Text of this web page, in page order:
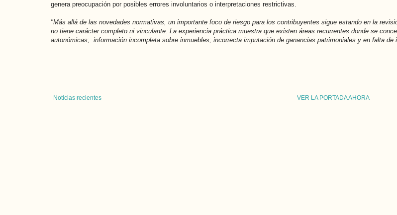
genera preocupación por posibles errores involuntarios o interpretaciones restrictivas.
"Más allá de las novedades normativas, un importante foco de riesgo para los contribuyentes sigue estando en la
no tiene carácter completo ni vinculante. La experiencia práctica muestra que existen áreas recurrentes donde se
autonómicas; información incompleta sobre inmuebles; incorrecta imputación de ganancias patrimoniales y en falta
Noticias recientes VER LA PORTADA AHORA